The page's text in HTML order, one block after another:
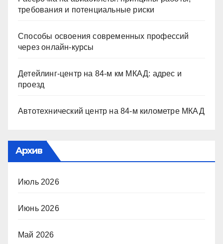
требования и потенциальные риски
Способы освоения современных профессий
через онлайн-курсы
Детейлинг-центр на 84-м км МКАД: адрес и
проезд
Автотехнический центр на 84-м километре МКАД
Архив
Июль 2026
Июнь 2026
Май 2026